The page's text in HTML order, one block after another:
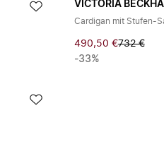
VICTORIA
Cardigan mit Stufen-
490,50 €732 €
-33%